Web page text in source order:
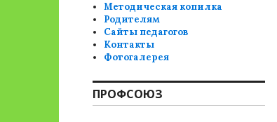
Методическая копилка
Родителям
Сайты педагогов
Контакты
Фотогалерея
ПРОФСОЮЗ